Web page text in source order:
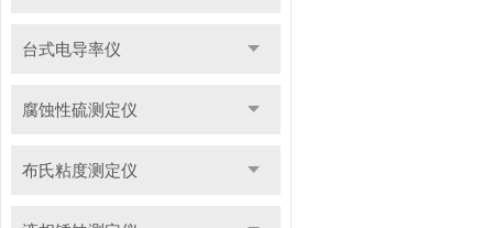
台式电导率仪
腐蚀性硫测定仪
布氏粘度测定仪